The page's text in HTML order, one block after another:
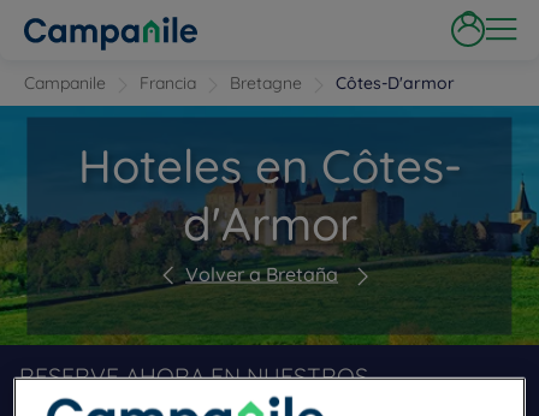
Campanile Francia Bretagne Côtes-D'armor
Hoteles en Côtes-
d'Armor
Volver a Bretaña
RESERVE AHORA EN NUESTROS
HOTELES CAMPANILE